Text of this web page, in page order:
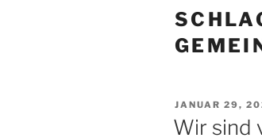
AM
JANUAR 29,
Wir sind